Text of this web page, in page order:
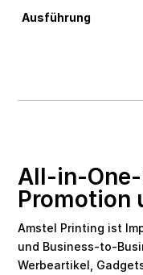
Ausführung
All-in-
Promotion
Amstel Printing ist
und Business-to-
Werbeartikel,